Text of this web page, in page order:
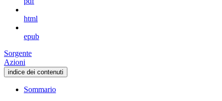
html
epub
Sorgente
Azioni
indice dei contenuti
Sommario